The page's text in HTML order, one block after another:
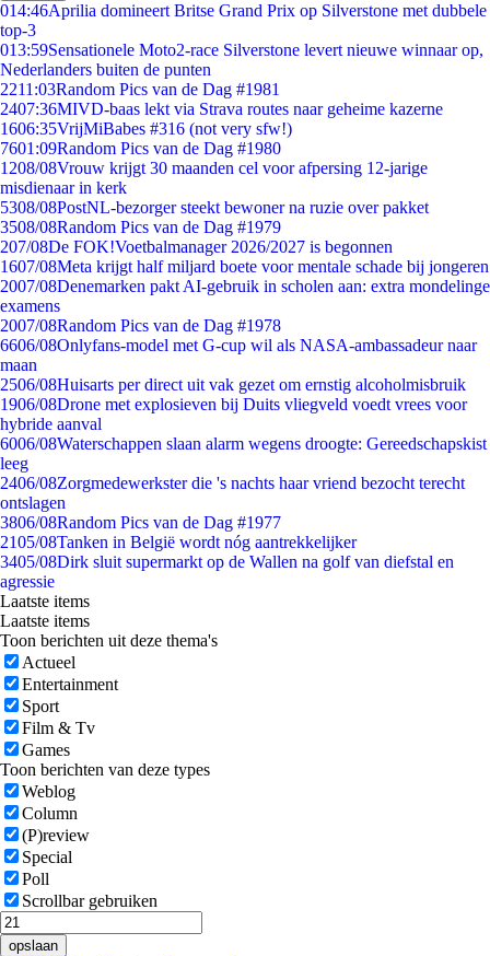
014:46Aprilia domineert Britse Grand Prix op Silverstone met dubbele
top-3
013:59Sensationele Moto2-race Silverstone levert nieuwe winnaar op,
Nederlanders buiten de punten
2211:03Random Pics van de Dag #1981
2407:36MIVD-baas lekt via Strava routes naar geheime kazerne
1606:35VrijMiBabes #316 (not very sfw!)
7601:09Random Pics van de Dag #1980
1208/08Vrouw krijgt 30 maanden cel voor afpersing 12-jarige
misdienaar in kerk
5308/08PostNL-bezorger steekt bewoner na ruzie over pakket
3508/08Random Pics van de Dag #1979
207/08De FOK!Voetbalmanager 2026/2027 is begonnen
1607/08Meta krijgt half miljard boete voor mentale schade bij jongeren
2007/08Denemarken pakt AI-gebruik in scholen aan: extra mondelinge
examens
2007/08Random Pics van de Dag #1978
6606/08Onlyfans-model met G-cup wil als NASA-ambassadeur naar
maan
2506/08Huisarts per direct uit vak gezet om ernstig alcoholmisbruik
1906/08Drone met explosieven bij Duits vliegveld voedt vrees voor
hybride aanval
6006/08Waterschappen slaan alarm wegens droogte: Gereedschapskist
leeg
2406/08Zorgmedewerkster die 's nachts haar vriend bezocht terecht
ontslagen
3806/08Random Pics van de Dag #1977
2105/08Tanken in België wordt nóg aantrekkelijker
3405/08Dirk sluit supermarkt op de Wallen na golf van diefstal en
agressie
Laatste items
Laatste items
Toon berichten uit deze thema's
Actueel
Entertainment
Sport
Film & Tv
Games
Toon berichten van deze types
Weblog
Column
(P)review
Special
Poll
Scrollbar gebruiken
opslaan